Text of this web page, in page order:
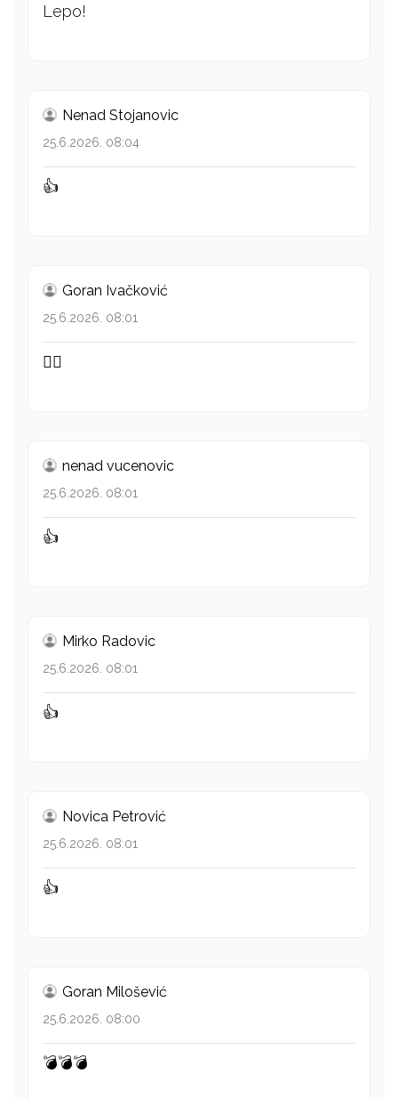
Lepo!
Nenad Stojanovic
25.6.2026. 08:04
👍
Goran Ivačković
25.6.2026. 08:01
👍🏻
nenad vucenovic
25.6.2026. 08:01
👍
Mirko Radovic
25.6.2026. 08:01
👍
Novica Petrović
25.6.2026. 08:01
👍
Goran Milošević
25.6.2026. 08:00
💣💣💣